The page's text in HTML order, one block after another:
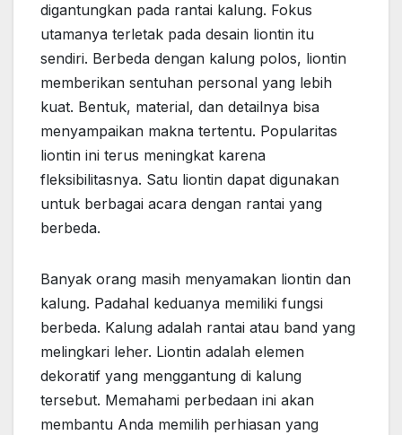
digantungkan pada rantai kalung. Fokus
utamanya terletak pada desain liontin itu
sendiri. Berbeda dengan kalung polos, liontin
memberikan sentuhan personal yang lebih
kuat. Bentuk, material, dan detailnya bisa
menyampaikan makna tertentu. Popularitas
liontin ini terus meningkat karena
fleksibilitasnya. Satu liontin dapat digunakan
untuk berbagai acara dengan rantai yang
berbeda.
Banyak orang masih menyamakan liontin dan
kalung. Padahal keduanya memiliki fungsi
berbeda. Kalung adalah rantai atau band yang
melingkari leher. Liontin adalah elemen
dekoratif yang menggantung di kalung
tersebut. Memahami perbedaan ini akan
membantu Anda memilih perhiasan yang